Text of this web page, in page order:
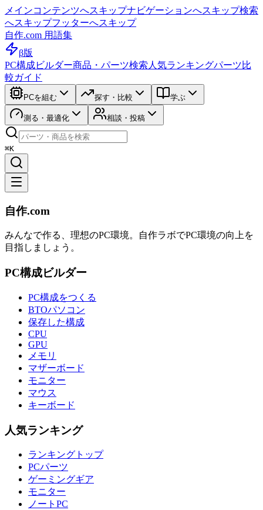
メインコンテンツへスキップナビゲーションへスキップ検索
へスキップフッターへスキップ
自作.com 用語集
β版
PC構成ビルダー商品・パーツ検索 人気ランキングパーツ比
較ガイド
PCを組む 探す・比較 学ぶ
測る・最適化 相談・投稿
⌘K
自作.com
みんなで作る、理想のPC環境。 自作ラボでPC環境の向上を
目指しましょう。
PC構成ビルダー
PC構成をつくる
BTOパソコン
保存した構成
CPU
GPU
メモリ
マザーボード
モニター
マウス
キーボード
人気ランキング
ランキングトップ
PCパーツ
ゲーミングギア
モニター
ノートPC